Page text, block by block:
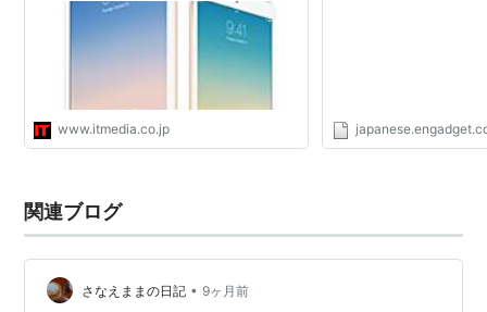
www.itmedia.co.jp
関連ブログ
さなえままの日記 • 9ヶ月前